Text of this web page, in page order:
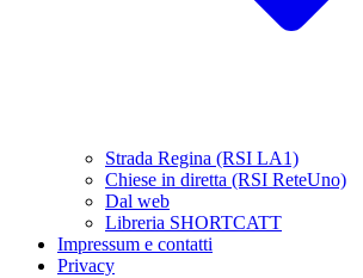
Strada Regina (RSI LA1)
Chiese in diretta (RSI ReteUno)
Dal web
Libreria SHORTCATT
Impressum e contatti
Privacy